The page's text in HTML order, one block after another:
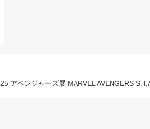
アベンジャーズ展 MARVEL AVENGERS